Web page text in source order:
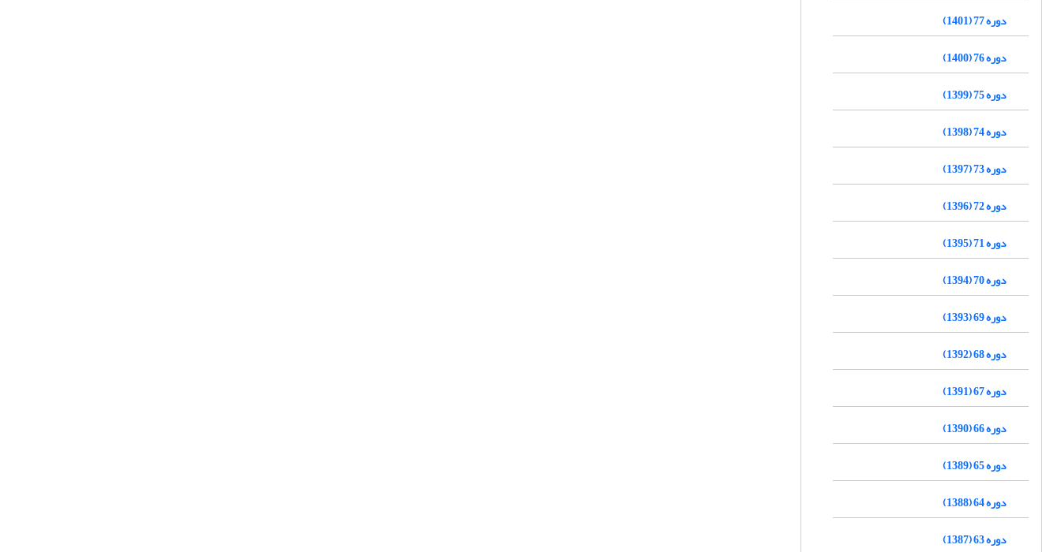
دوره 77 (1401)
دوره 76 (1400)
دوره 75 (1399)
دوره 74 (1398)
دوره 73 (1397)
دوره 72 (1396)
دوره 71 (1395)
دوره 70 (1394)
دوره 69 (1393)
دوره 68 (1392)
دوره 67 (1391)
دوره 66 (1390)
دوره 65 (1389)
دوره 64 (1388)
دوره 63 (1387)